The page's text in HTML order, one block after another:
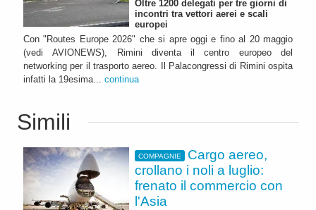
Oltre 1200 delegati per tre giorni di
incontri tra vettori aerei e scali
europei
Con "Routes Europe 2026" che si apre oggi e fino al 20 maggio
(vedi AVIONEWS), Rimini diventa il centro europeo del
networking per il trasporto aereo. Il Palacongressi di Rimini ospita
infatti la 19esima... continua
Simili
COMPAGNIE
Cargo aereo,
crollano i noli a luglio:
frenato il commercio con
l'Asia